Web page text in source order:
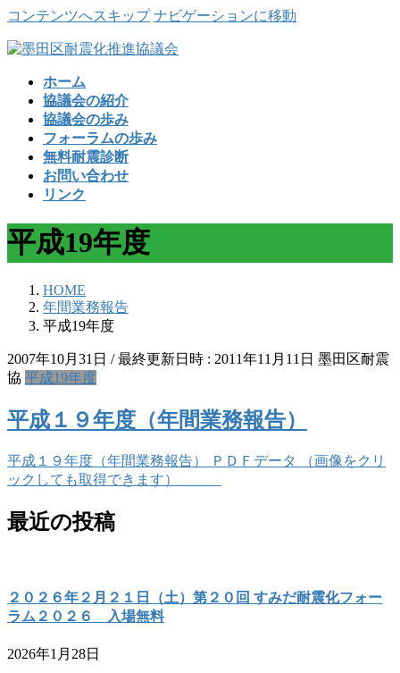
コンテンツへスキップ ナビゲーションに移動
ホーム
協議会の紹介
協議会の歩み
フォーラムの歩み
無料耐震診断
お問い合わせ
リンク
平成19年度
HOME
年間業務報告
平成19年度
2007年10月31日 / 最終更新日時 : 2011年11月11日 墨田区耐震
協 平成19年度
平成１９年度（年間業務報告）
平成１９年度（年間業務報告） ＰＤＦデータ （画像をクリ
ックしても取得できます）
最近の投稿
２０２６年２月２１日（土）第２０回 すみだ耐震化フォー
ラム２０２６ 入場無料
2026年1月28日